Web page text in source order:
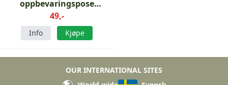
oppbevaringspose
95X195mm
49,-
Info Kjøpe
OUR INTERNATIONAL SITES